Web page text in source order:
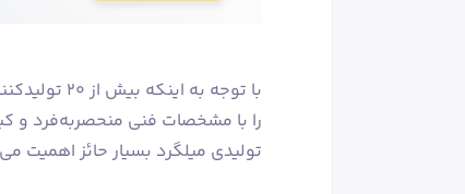
با توجه به
را با مشخصات فنی منحصربه‌فرد و
تولیدی میلگرد بسیار حائز اهمیت